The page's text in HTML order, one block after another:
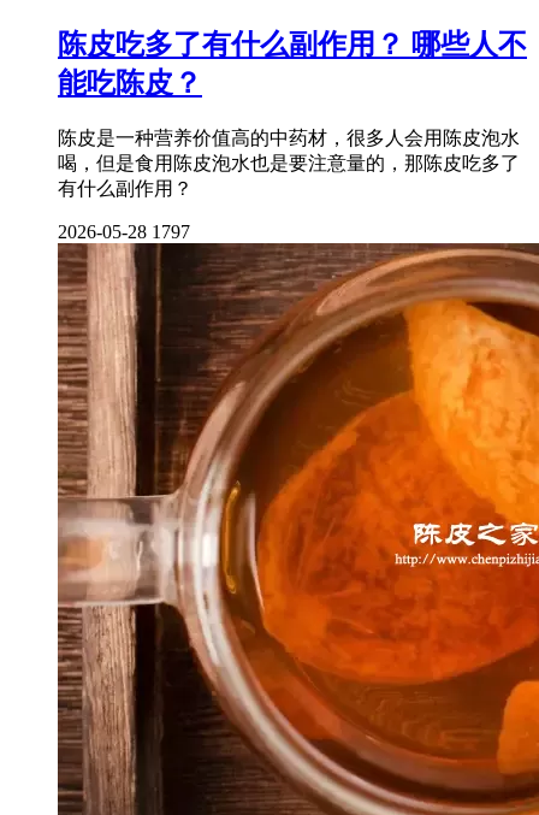
陈皮吃多了有什么副作用？ 哪些人不
能吃陈皮？
陈皮是一种营养价值高的中药材，很多人会用陈皮泡水
喝，但是食用陈皮泡水也是要注意量的，那陈皮吃多了
有什么副作用？
2026-05-28 1797